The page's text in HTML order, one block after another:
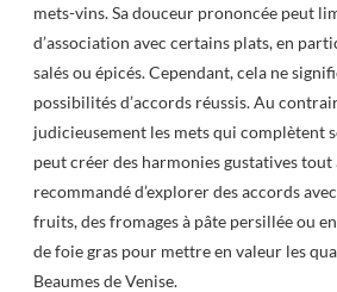
mets-vins. Sa douceur prononcée peut
d’association avec certains plats, en
salés ou épicés. Cependant, cela ne
possibilités d’accords réussis. Au
judicieusement les mets qui complètent
peut créer des harmonies gustatives tout
recommandé d’explorer des accords
fruits, des fromages à pâte persillée ou
de foie gras pour mettre en valeur les
Beaumes de Venise.